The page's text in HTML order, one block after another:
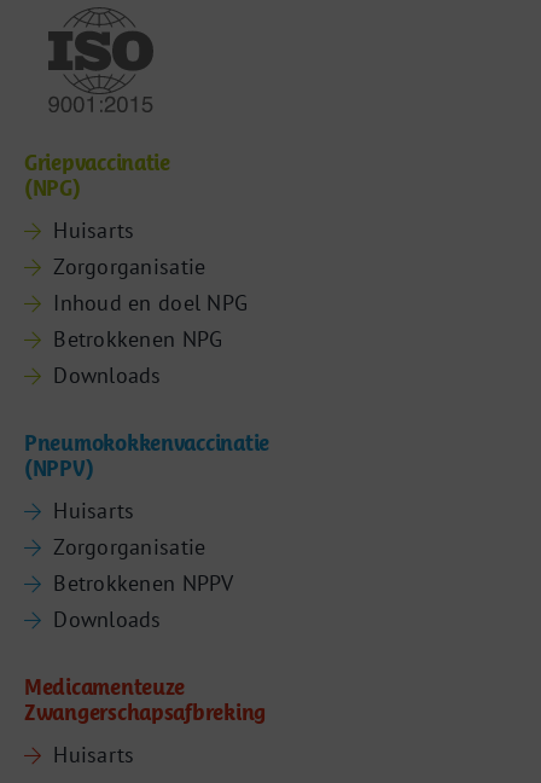
Griepvaccinatie
(NPG)
Huisarts
Zorgorganisatie
Inhoud en doel NPG
Betrokkenen NPG
Downloads
Pneumokokkenvaccinatie
(NPPV)
Huisarts
Zorgorganisatie
Betrokkenen NPPV
Downloads
Medicamenteuze
Zwangerschapsafbreking
Huisarts